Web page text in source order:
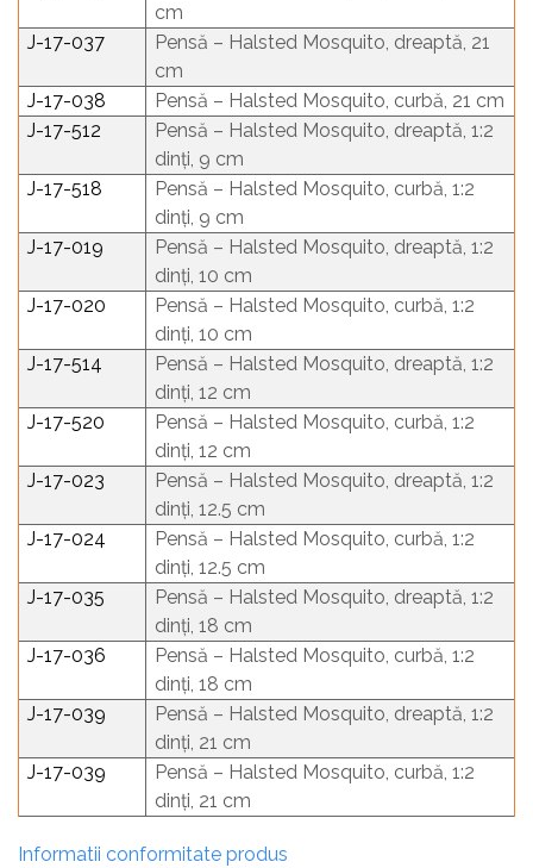
cm
J-17-037
Pensă – Halsted Mosquito, dreaptă, 21
cm
J-17-038
Pensă – Halsted Mosquito, curbă, 21 cm
J-17-512
Pensă – Halsted Mosquito, dreaptă, 1:2
dinți, 9 cm
J-17-518
Pensă – Halsted Mosquito, curbă, 1:2
dinți, 9 cm
J-17-019
Pensă – Halsted Mosquito, dreaptă, 1:2
dinți, 10 cm
J-17-020
Pensă – Halsted Mosquito, curbă, 1:2
dinți, 10 cm
J-17-514
Pensă – Halsted Mosquito, dreaptă, 1:2
dinți, 12 cm
J-17-520
Pensă – Halsted Mosquito, curbă, 1:2
dinți, 12 cm
J-17-023
Pensă – Halsted Mosquito, dreaptă, 1:2
dinți, 12.5 cm
J-17-024
Pensă – Halsted Mosquito, curbă, 1:2
dinți, 12.5 cm
J-17-035
Pensă – Halsted Mosquito, dreaptă, 1:2
dinți, 18 cm
J-17-036
Pensă – Halsted Mosquito, curbă, 1:2
dinți, 18 cm
J-17-039
Pensă – Halsted Mosquito, dreaptă, 1:2
dinți, 21 cm
J-17-039
Pensă – Halsted Mosquito, curbă, 1:2
dinți, 21 cm
Informatii conformitate produs